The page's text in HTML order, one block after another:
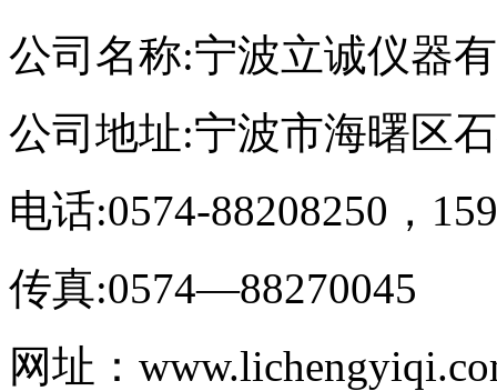
公司名称:宁波立诚仪器
公司地址:宁波市海曙区
电话:0574-88208250，
传真:0574—88270045
网址：